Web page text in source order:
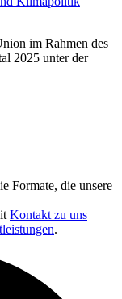
im Rahmen des
2025 unter der
Formate, die unsere
Kontakt zu uns
.